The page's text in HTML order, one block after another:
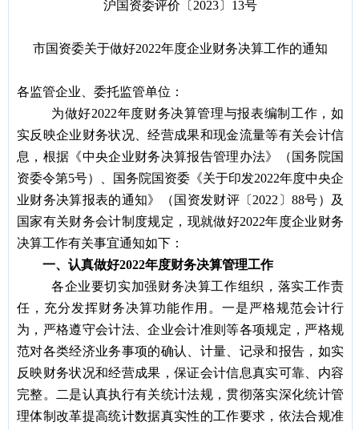
沪国资委评价〔2023〕13号
市国资委关于做好2022年度企业财务决算工作的通知
各监管企业、委托监管单位：
为做好2022年度财务决算管理与报表编制工作，如
实反映企业财务状况、经营成果和现金流量等有关会计信
息，根据《中央企业财务决算报告管理办法》（国务院国
资委令第5号）、国务院国资委《关于印发2022年度中央企
业财务决算报表的通知》（国资发财评〔2022〕88号）及
国家有关财务会计制度规定，现就做好2022年度企业财务
决算工作有关事宜通知如下：
一、认真做好2022年度财务决算管理工作
各企业要切实加强财务决算工作组织，落实工作责
任，充分发挥财务决算功能作用。一是严格规范会计行
为，严格遵守会计法、企业会计准则等各项规定，严格规
范对各类经济业务事项的确认、计量、记录和报告，如实
反映财务状况和经营成果，保证会计信息真实可靠、内容
完整。二是认真执行有关统计法规，贯彻落实深化统计管
理体制改革提高统计数据真实性的工作要求，依法合规准